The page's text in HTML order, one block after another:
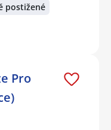
postižené
Pro